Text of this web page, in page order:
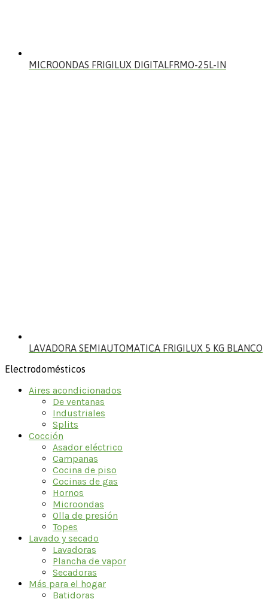
MICROONDAS FRIGILUX DIGITALFRMO-25L-IN
LAVADORA SEMIAUTOMATICA FRIGILUX 5 KG BLANCO
Electrodomésticos
Aires acondicionados
De ventanas
Industriales
Splits
Cocción
Asador eléctrico
Campanas
Cocina de piso
Cocinas de gas
Hornos
Microondas
Olla de presión
Topes
Lavado y secado
Lavadoras
Plancha de vapor
Secadoras
Más para el hogar
Batidoras